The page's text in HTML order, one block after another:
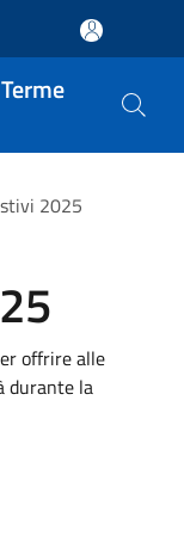
2025
offrire alle
durante la